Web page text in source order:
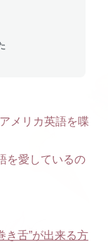
メリカ英語を喋
を愛しているの
き舌”が出来る方